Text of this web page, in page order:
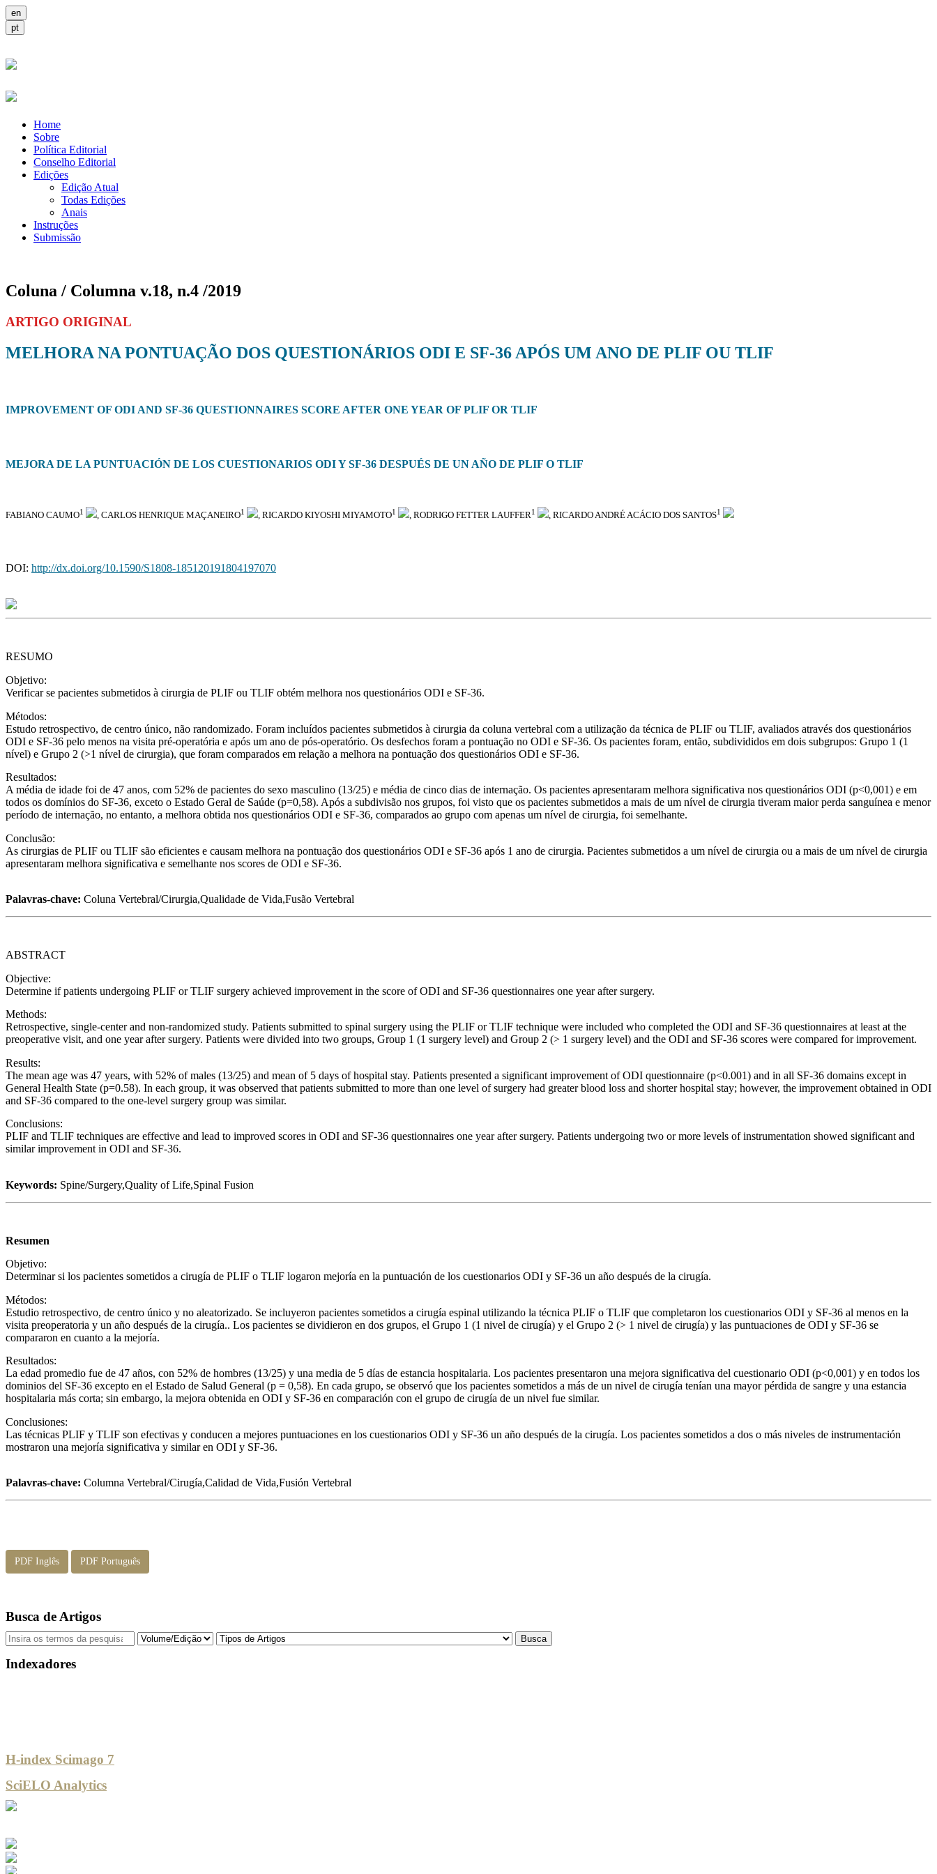
Home
Sobre
Política Editorial
Conselho Editorial
Edições
Edição Atual
Todas Edições
Anais
Instruções
Submissão
Coluna / Columna v.18, n.4 /2019
ARTIGO ORIGINAL
MELHORA NA PONTUAÇÃO DOS QUESTIONÁRIOS ODI E SF-36 APÓS UM ANO DE PLIF OU TLIF
IMPROVEMENT OF ODI AND SF-36 QUESTIONNAIRES SCORE AFTER ONE YEAR OF PLIF OR TLIF
MEJORA DE LA PUNTUACIÓN DE LOS CUESTIONARIOS ODI Y SF-36 DESPUÉS DE UN AÑO DE PLIF O TLIF
FABIANO CAUMO1 , CARLOS HENRIQUE MAÇANEIRO1 , RICARDO KIYOSHI MIYAMOTO1 , RODRIGO FETTER LAUFFER1 , RICARDO ANDRÉ ACÁCIO DOS SANTOS1
DOI: http://dx.doi.org/10.1590/S1808-185120191804197070
RESUMO
Objetivo:
Verificar se pacientes submetidos à cirurgia de PLIF ou TLIF obtém melhora nos questionários ODI e SF-36.
Métodos:
Estudo retrospectivo, de centro único, não randomizado. Foram incluídos pacientes submetidos à cirurgia da coluna vertebral com a utilização da técnica de PLIF ou TLIF, avaliados através dos questionários
ODI e SF-36 pelo menos na visita pré-operatória e após um ano de pós-operatório. Os desfechos foram a pontuação no ODI e SF-36. Os pacientes foram, então, subdivididos em dois subgrupos: Grupo 1 (1
nível) e Grupo 2 (>1 nível de cirurgia), que foram comparados em relação a melhora na pontuação dos questionários ODI e SF-36.
Resultados:
A média de idade foi de 47 anos, com 52% de pacientes do sexo masculino (13/25) e média de cinco dias de internação. Os pacientes apresentaram melhora significativa nos questionários ODI (p<0,001) e em
todos os domínios do SF-36, exceto o Estado Geral de Saúde (p=0,58). Após a subdivisão nos grupos, foi visto que os pacientes submetidos a mais de um nível de cirurgia tiveram maior perda sanguínea e menor
período de internação, no entanto, a melhora obtida nos questionários ODI e SF-36, comparados ao grupo com apenas um nível de cirurgia, foi semelhante.
Conclusão:
As cirurgias de PLIF ou TLIF são eficientes e causam melhora na pontuação dos questionários ODI e SF-36 após 1 ano de cirurgia. Pacientes submetidos a um nível de cirurgia ou a mais de um nível de cirurgia
apresentaram melhora significativa e semelhante nos scores de ODI e SF-36.
Palavras-chave: Coluna Vertebral/Cirurgia,Qualidade de Vida,Fusão Vertebral
ABSTRACT
Objective:
Determine if patients undergoing PLIF or TLIF surgery achieved improvement in the score of ODI and SF-36 questionnaires one year after surgery.
Methods:
Retrospective, single-center and non-randomized study. Patients submitted to spinal surgery using the PLIF or TLIF technique were included who completed the ODI and SF-36 questionnaires at least at the
preoperative visit, and one year after surgery. Patients were divided into two groups, Group 1 (1 surgery level) and Group 2 (> 1 surgery level) and the ODI and SF-36 scores were compared for improvement.
Results:
The mean age was 47 years, with 52% of males (13/25) and mean of 5 days of hospital stay. Patients presented a significant improvement of ODI questionnaire (p<0.001) and in all SF-36 domains except in
General Health State (p=0.58). In each group, it was observed that patients submitted to more than one level of surgery had greater blood loss and shorter hospital stay; however, the improvement obtained in ODI
and SF-36 compared to the one-level surgery group was similar.
Conclusions:
PLIF and TLIF techniques are effective and lead to improved scores in ODI and SF-36 questionnaires one year after surgery. Patients undergoing two or more levels of instrumentation showed significant and
similar improvement in ODI and SF-36.
Keywords: Spine/Surgery,Quality of Life,Spinal Fusion
Resumen
Objetivo:
Determinar si los pacientes sometidos a cirugía de PLIF o TLIF logaron mejoría en la puntuación de los cuestionarios ODI y SF-36 un año después de la cirugía.
Métodos:
Estudio retrospectivo, de centro único y no aleatorizado. Se incluyeron pacientes sometidos a cirugía espinal utilizando la técnica PLIF o TLIF que completaron los cuestionarios ODI y SF-36 al menos en la
visita preoperatoria y un año después de la cirugía.. Los pacientes se dividieron en dos grupos, el Grupo 1 (1 nivel de cirugía) y el Grupo 2 (> 1 nivel de cirugía) y las puntuaciones de ODI y SF-36 se
compararon en cuanto a la mejoría.
Resultados:
La edad promedio fue de 47 años, con 52% de hombres (13/25) y una media de 5 días de estancia hospitalaria. Los pacientes presentaron una mejora significativa del cuestionario ODI (p<0,001) y en todos los
dominios del SF-36 excepto en el Estado de Salud General (p = 0,58). En cada grupo, se observó que los pacientes sometidos a más de un nivel de cirugía tenían una mayor pérdida de sangre y una estancia
hospitalaria más corta; sin embargo, la mejora obtenida en ODI y SF-36 en comparación con el grupo de cirugía de un nivel fue similar.
Conclusiones:
Las técnicas PLIF y TLIF son efectivas y conducen a mejores puntuaciones en los cuestionarios ODI y SF-36 un año después de la cirugía. Los pacientes sometidos a dos o más niveles de instrumentación
mostraron una mejoría significativa y similar en ODI y SF-36.
Palavras-chave: Columna Vertebral/Cirugía,Calidad de Vida,Fusión Vertebral
PDF Inglês PDF Português
Busca de Artigos
Indexadores
H-index Scimago 7
SciELO Analytics